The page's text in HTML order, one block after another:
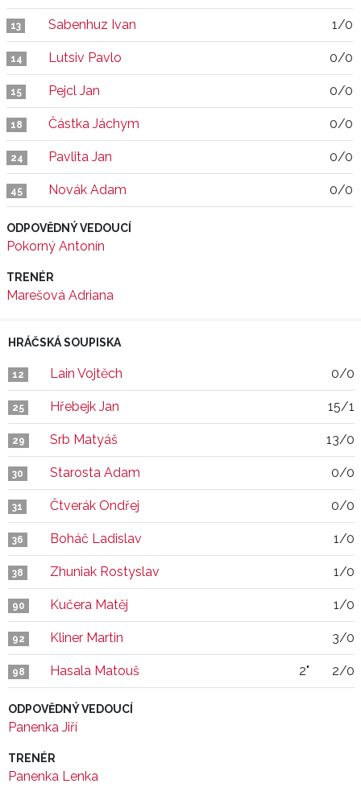
13 Sabenhuz Ivan 1/0
14 Lutsiv Pavlo 0/0
15 Pejcl Jan 0/0
18 Částka Jáchym 0/0
24 Pavlita Jan 0/0
45 Novák Adam 0/0
ODPOVĚDNÝ VEDOUCÍ
Pokorný Antonín
TRENÉR
Marešová Adriana
HRÁČSKÁ SOUPISKA
12 Lain Vojtěch 0/0
25 Hřebejk Jan 15/1
29 Srb Matyáš 13/0
30 Starosta Adam 0/0
31 Čtverák Ondřej 0/0
36 Boháč Ladislav 1/0
38 Zhuniak Rostyslav 1/0
90 Kučera Matěj 1/0
92 Kliner Martin 3/0
98 Hasala Matouš 2" 2/0
ODPOVĚDNÝ VEDOUCÍ
Panenka Jiří
TRENÉR
Panenka Lenka